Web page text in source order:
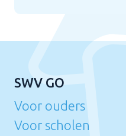
SWV GO
Voor ouders
Voor scholen